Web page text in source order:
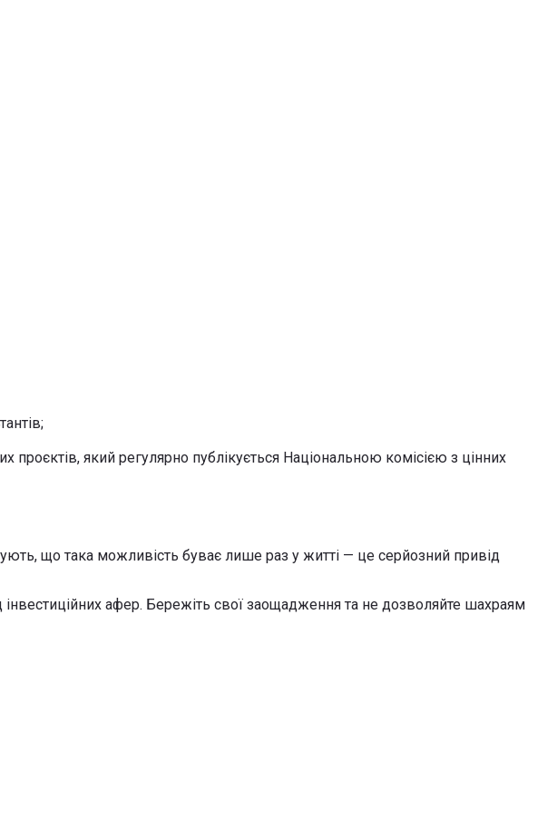
проєктів, який регулярно публікується Національною комісією з цінних
що така можливість буває лише раз у житті — це серйозний привід
афер. Бережіть свої заощадження та не дозволяйте шахраям